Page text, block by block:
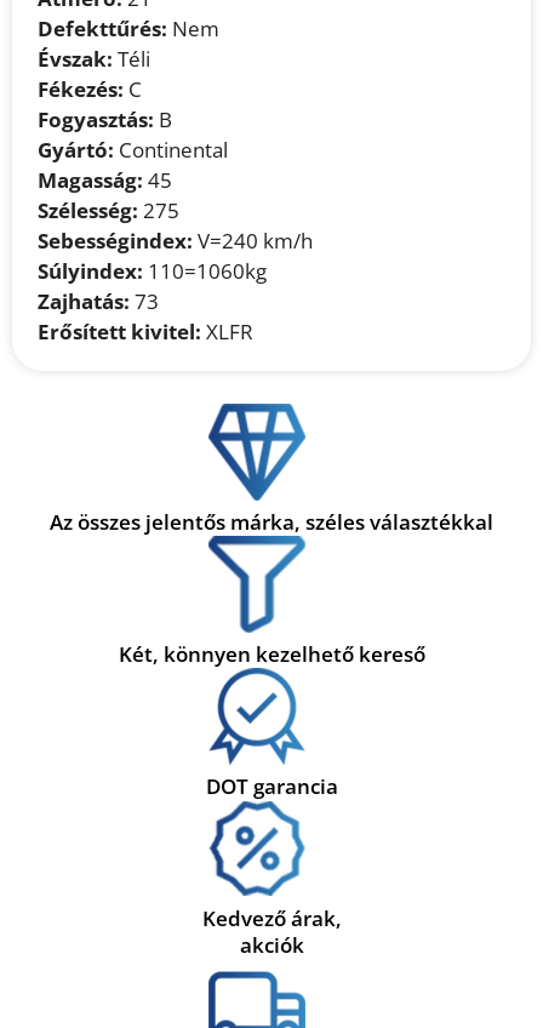
Defekttűrés: Nem
Évszak: Téli
Fékezés: C
Fogyasztás: B
Gyártó: Continental
Magasság: 45
Szélesség: 275
Sebességindex: V=240 km/h
Súlyindex: 110=1060kg
Zajhatás: 73
Erősített kivitel: XLFR
Az összes jelentős márka, széles választékkal
Két, könnyen kezelhető kereső
DOT garancia
Kedvező árak,
akciók